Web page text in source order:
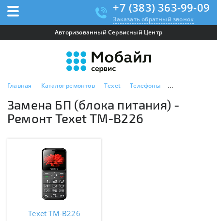
+7 (383) 363-99-09
Заказать обратный звонок
Авторизованный Сервисный Центр
Главная Каталог ремонтов Texet Телефоны Texet TM-B226
Замена БП (блока питания) -
Ремонт Texet TM-B226
Texet TM-B226